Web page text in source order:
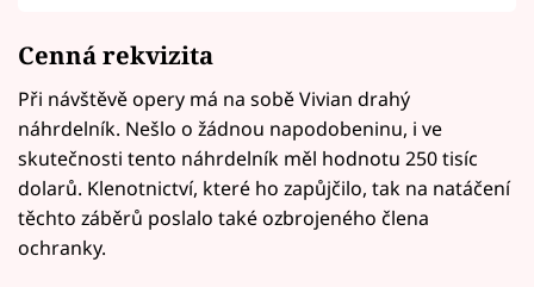
Cenná rekvizita
Při návštěvě opery má na sobě Vivian drahý
náhrdelník. Nešlo o žádnou napodobeninu, i ve
skutečnosti tento náhrdelník měl hodnotu 250 tisíc
dolarů. Klenotnictví, které ho zapůjčilo, tak na natáčení
těchto záběrů poslalo také ozbrojeného člena
ochranky.